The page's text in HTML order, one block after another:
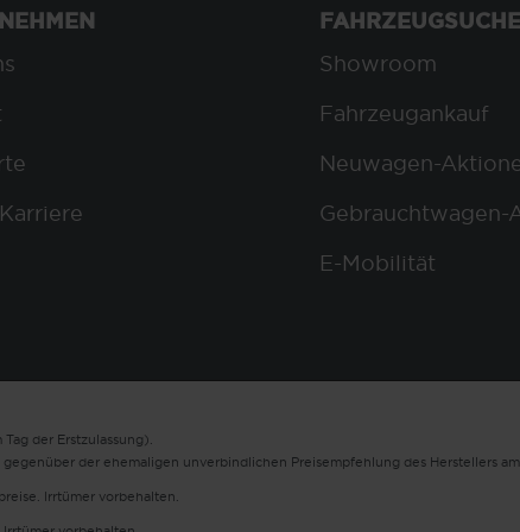
FAHRZEUGSUCHE
Showroom
Fahrzeugankauf
Neuwagen-
Gebrauchtwagen-
E-Mobilität
der Erstzulassung).
der ehemaligen unverbindlichen Preisempfehlung des Herstellers
Irrtümer vorbehalten.